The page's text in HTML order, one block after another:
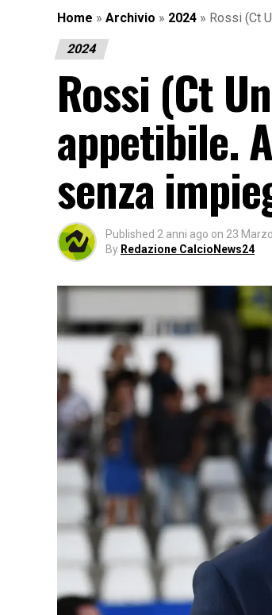
Home » Archivio » 2024 » Rossi (Ct
2024
Rossi (Ct
appetibile.
senza
Published 2 anni ago on 23
By Redazione CalcioNews24